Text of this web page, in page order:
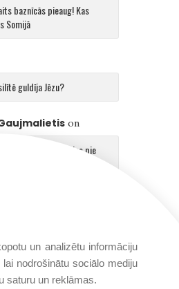
baznīcās pieaug! Kas
Somijā
guldīja Jēzu?
on
mudina atgriezties pie
un analizētu informāciju
nodrošinātu sociālo mediju
saturu un reklāmas.